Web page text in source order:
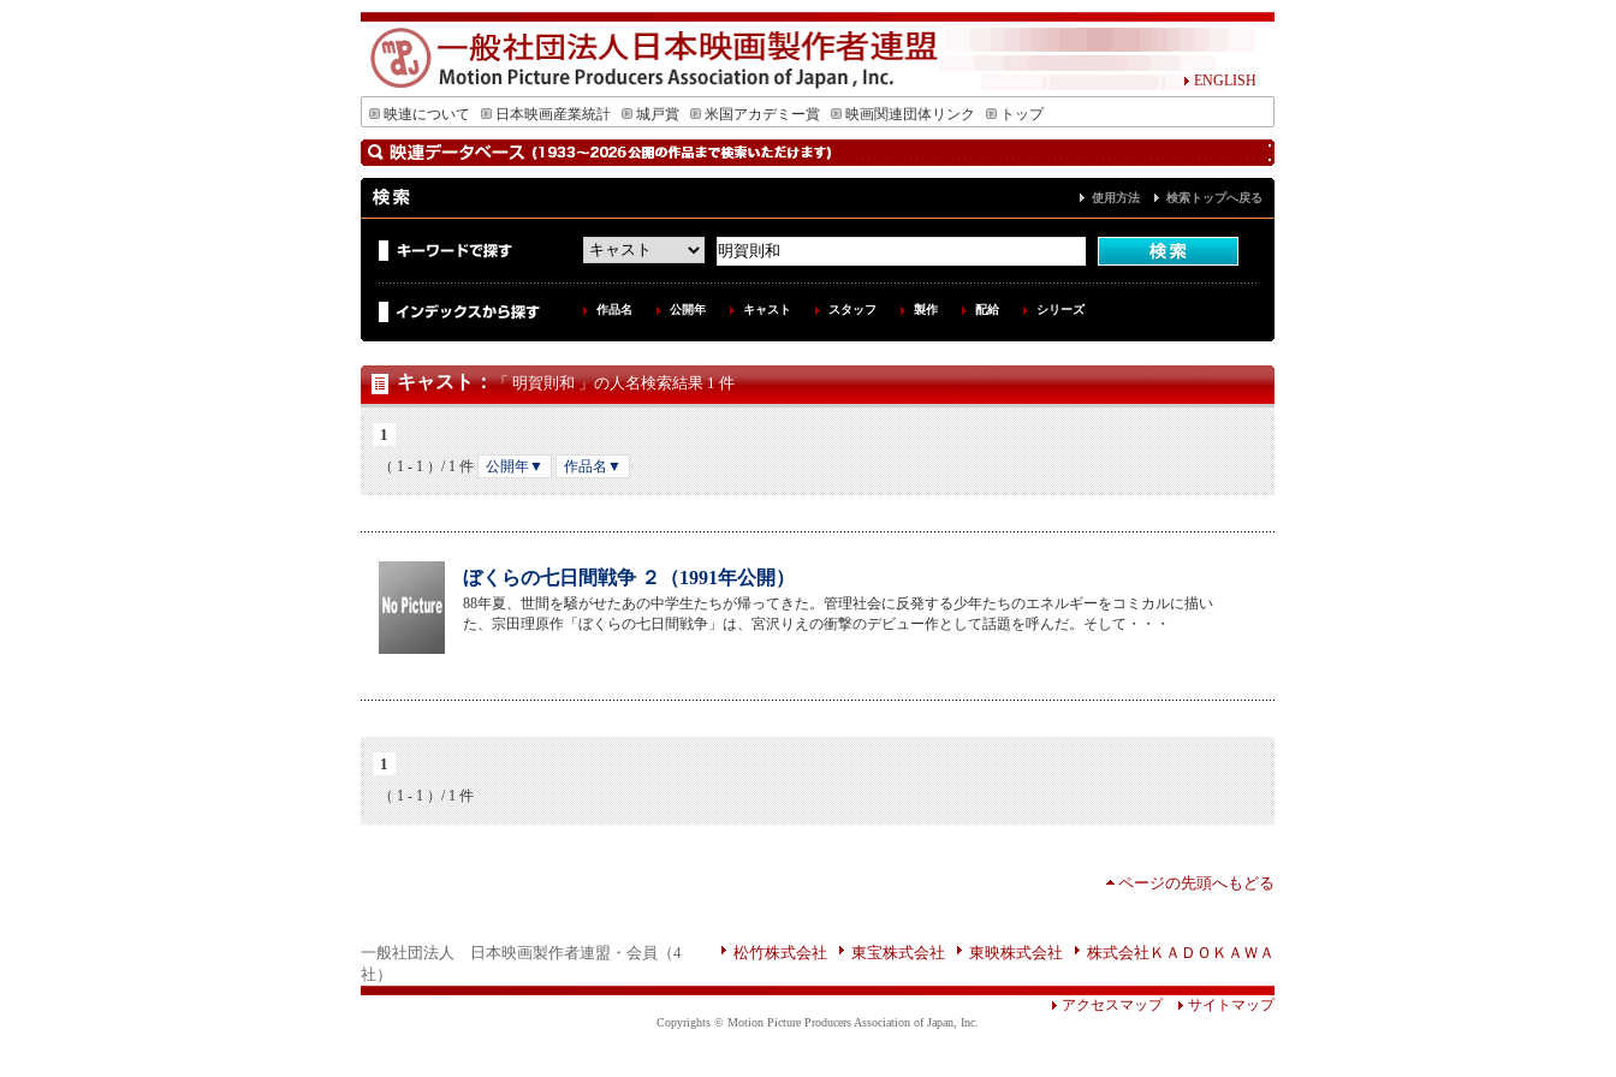
ENGLISH
映連について
日本映画産業統計 城戸賞 米国アカデミー賞 映画関連団体リンク トップ
使用方法 検索トップへ戻る
作品名 公開年 キャスト スタッフ 製作 配給 シリーズ
キャスト：「 明賀則和 」の人名検索結果 1 件
1
（ 1 - 1 ）/ 1 件 公開年▼ 作品名▼
ぼくらの七日間戦争 ２（1991年公開）
88年夏、世間を騒がせたあの中学生たちが帰ってきた。管理社会に反発する少年たちのエネルギーをコミカルに描い
た、宗田理原作「ぼくらの七日間戦争」は、宮沢りえの衝撃のデビュー作として話題を呼んだ。そして・・・
1
（ 1 - 1 ）/ 1 件
ページの先頭へもどる
一般社団法人 日本映画製作者連盟・会員（4
社）
松竹株式会社 東宝株式会社 東映株式会社 株式会社ＫＡＤＯＫＡＷＡ
アクセスマップ サイトマップ
Copyrights © Motion Picture Producers Association of Japan, Inc.